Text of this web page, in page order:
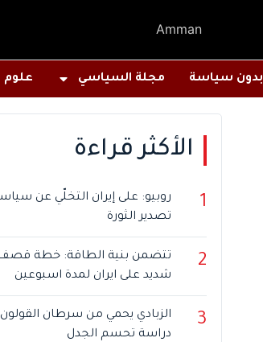
Amman
بدون سياسة مجلة السياسي علوم
الأكثر قراءة
1
روبيو: على إيران التخلّي عن
تصدير الثورة
2
تتضمن بنية الطاقة: خطة
شديد على ايران لمدة اسبوعين
3
الزبادي يحمي من سرطان
دراسة تحسم الجدل